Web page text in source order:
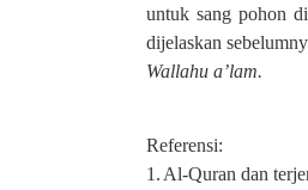
untuk sang pohon
dijelaskan
Wallahu a’lam.
Referensi:
1. Al-Quran dan